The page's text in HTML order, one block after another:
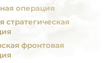
операция
стратегическая
фронтовая